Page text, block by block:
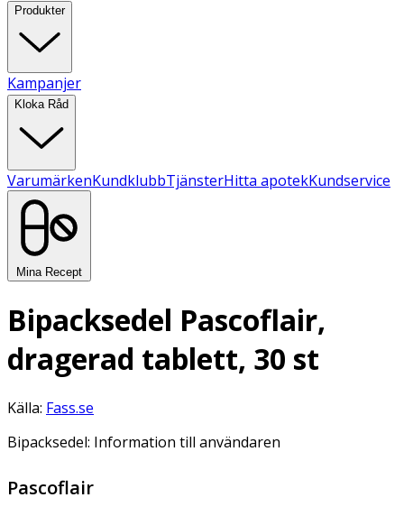
Produkter
Kampanjer
Kloka Råd
VarumärkenKundklubbTjänsterHitta apotekKundservice
Mina Recept
Bipacksedel Pascoflair,
dragerad tablett, 30 st
Källa: Fass.se
Bipacksedel: Information till användaren
Pascoflair